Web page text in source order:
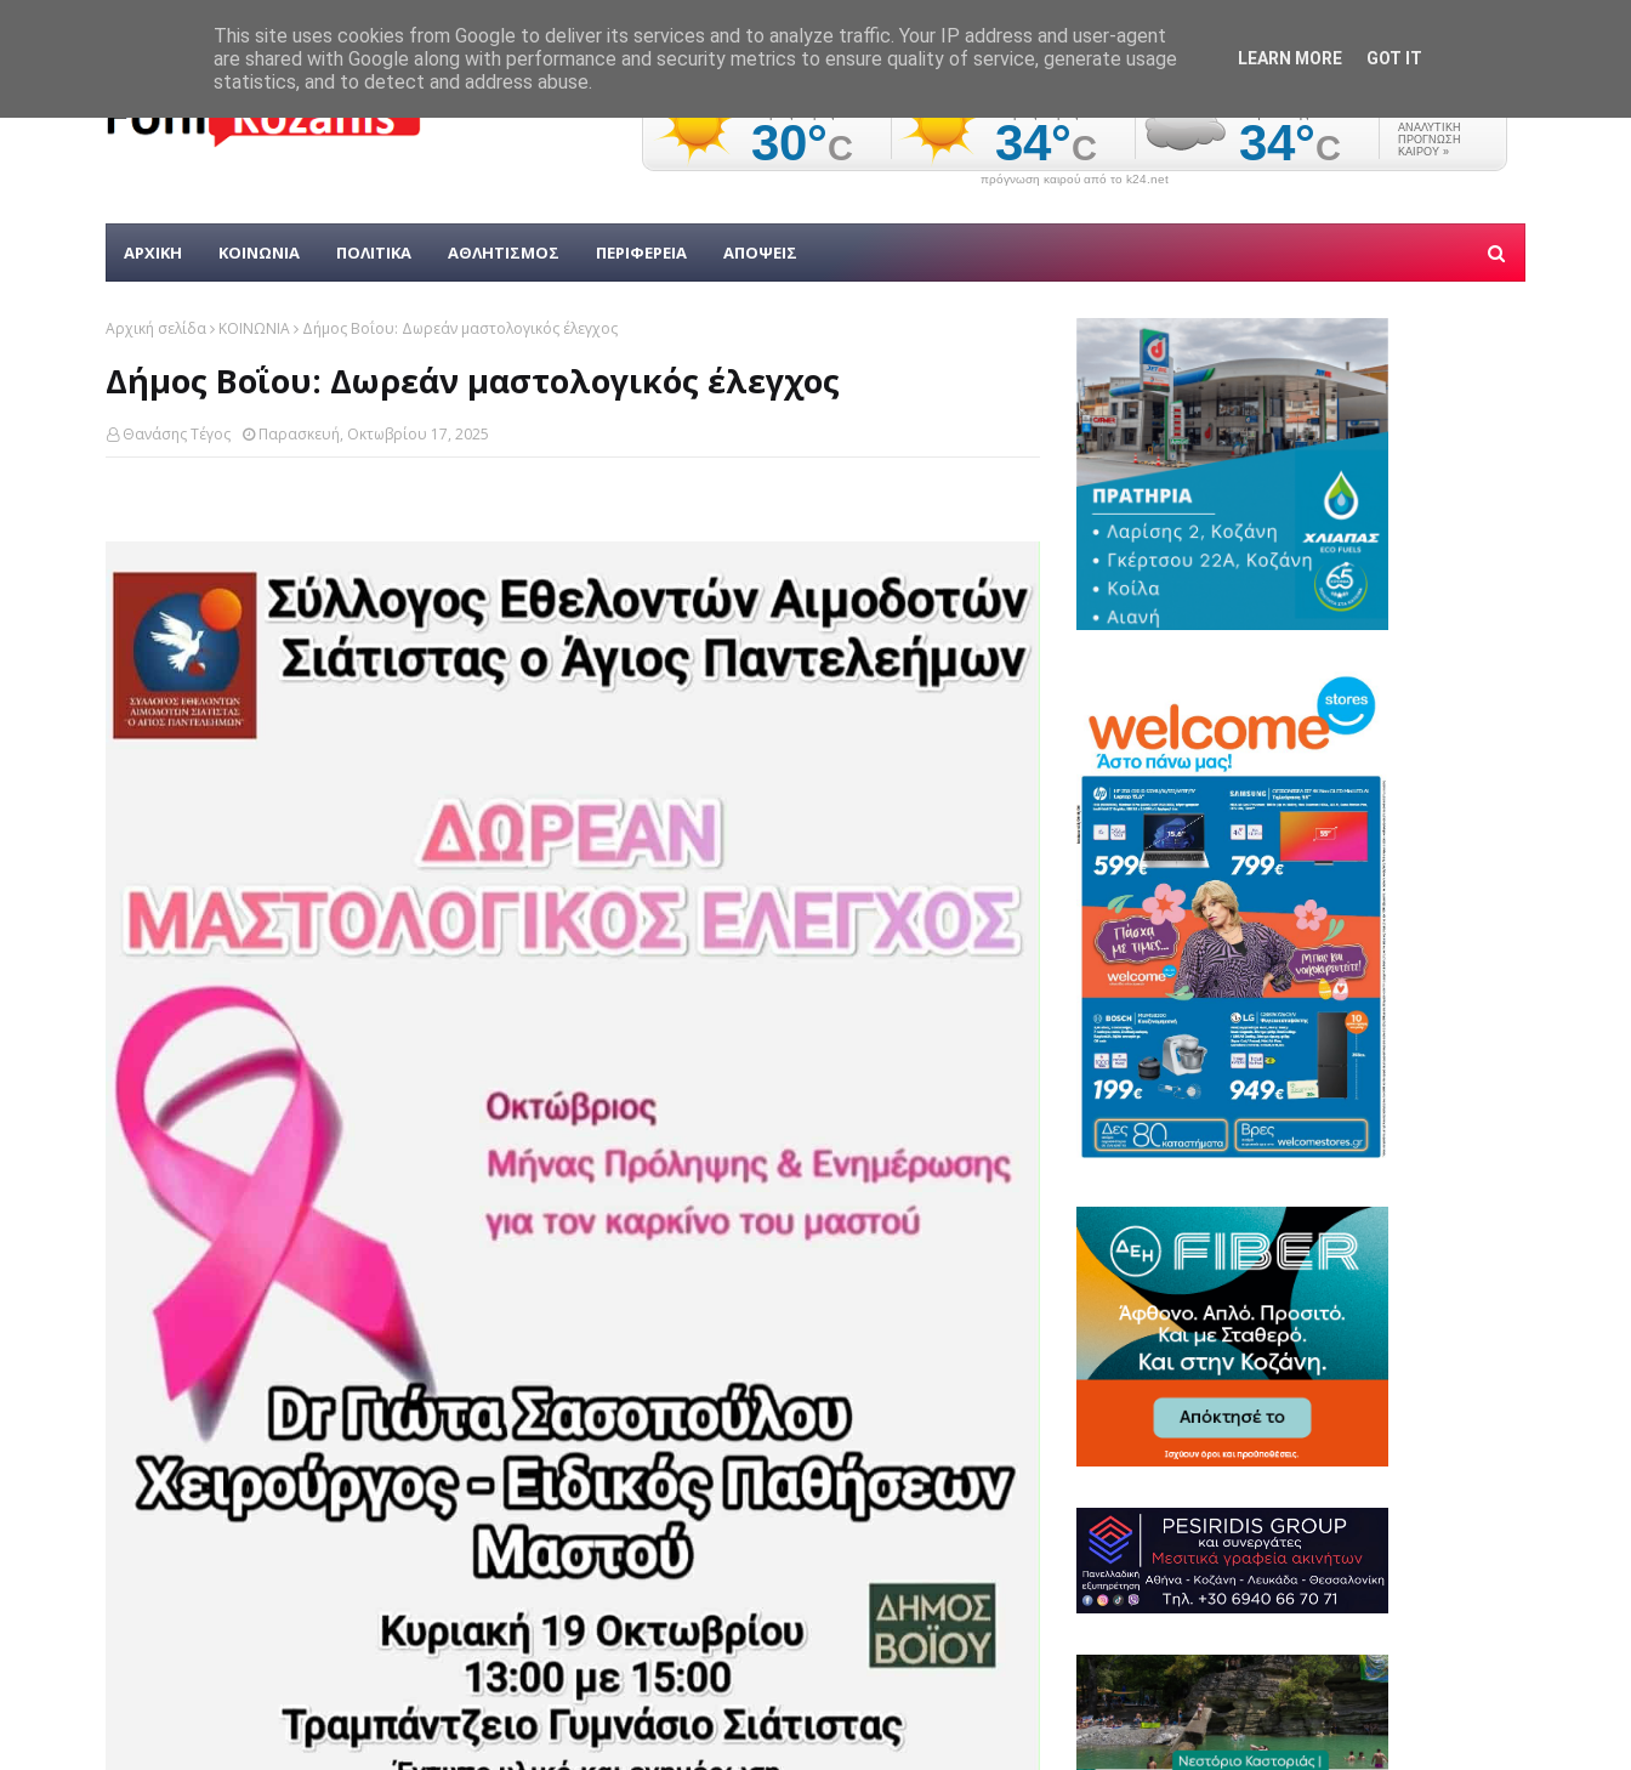
πρόγνωση καιρού από το k24.net
ΑΡΧΙΚΗ ΚΟΙΝΩΝΙΑ ΠΟΛΙΤΙΚΑ ΑΘΛΗΤΙΣΜΟΣ ΠΕΡΙΦΕΡΕΙΑ ΑΠΟΨΕΙΣ
Αρχική σελίδα ΚΟΙΝΩΝΙΑ Δήμος Βοΐου: Δωρεάν μαστολογικός έλεγχος
Δήμος Βοΐου: Δωρεάν μαστολογικός έλεγχος
Θανάσης Τέγος Παρασκευή, Οκτωβρίου 17, 2025
This site uses cookies from Google to deliver its services and to analyze traffic. Your IP address and user-agent
are shared with Google along with performance and security metrics to ensure quality of service, generate usage
statistics, and to detect and address abuse.
LEARN MORE GOT IT